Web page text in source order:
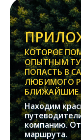
КОТОРОЕ
ОПЫТНЫМ
ПОПАСТЬ В
ЛЮБИМОГО
БЛИЖАЙШИЕ
Находим
компанию.
маршрута.